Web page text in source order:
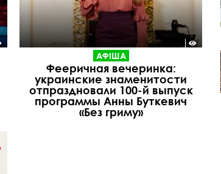
АФІША
Фееричная вечеринка:
украинские знаменитости
отпраздновали 100-й выпуск
программы Анны Буткевич
«Без гриму»